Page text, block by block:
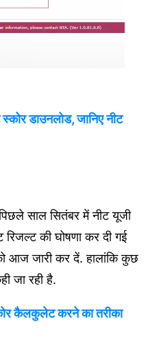
डाउनलोड, जानिए नीट
साल सितंबर में नीट यूजी
की घोषणा कर दी गई
को आज जारी कर दें. हालांकि कुछ
जा रही है.
कैलकुलेट करने का तरीका